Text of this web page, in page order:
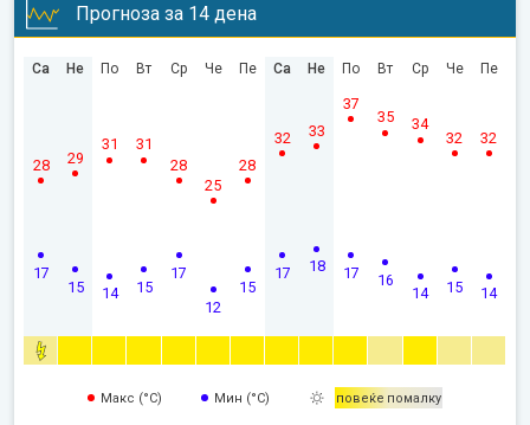
Прогноза за 14 дена
Са
17
28
Не
15
29
По
14
31
Вт
15
31
Ср
17
28
Че
12
25
Пе
15
28
Са
17
32
Не
18
33
По
17
37
Вт
16
35
Ср
14
34
Че
15
32
Пе
14
32
Макс (°C) Мин (°C) повеќе помалку